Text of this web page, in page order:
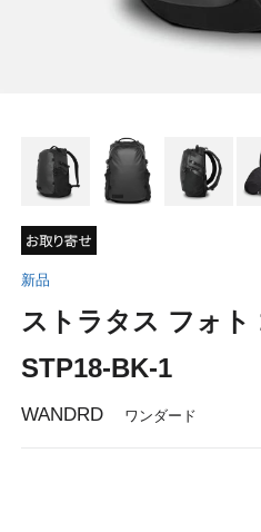
新品
ストラタス フォト
STP18-BK-1
WANDRD ワンダード